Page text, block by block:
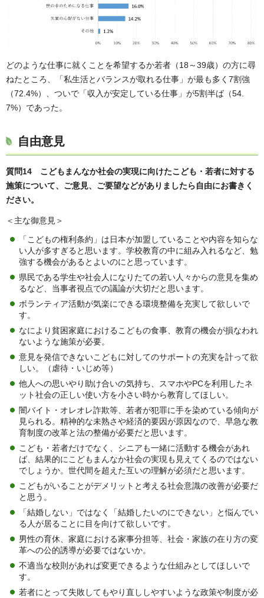
どのような仕事に就くことを希望するか若者（18～39歳）の方に尋
ねたところ、「私生活とバランスが取れる仕事」が最も多く7割強
（72.4%）、ついで「収入が安定している仕事」が5割半ば（54.
7%）であった。
自由意見
質問14 こどもまんなか社会の実現に向けたこども・若者に対する
施策について、ご意見、ご要望などがありましたら自由にお書きく
ださい。
＜主な御意見＞
「こどもの権利条約」は日本が加盟していることや内容を知らな
い人が多すぎると思います。学校教育の中に組み入れるなど、勉
強する機会があるとよいのにと思っています。
県民である学生や社会人になりたての若い人々からの意見を集め
るなど、当事者視点での議論が大切だと思います。
ボランティア活動が気楽にできる環境整備を充実して欲しいで
す。
なにより貧困家庭におけるこどもの食事、教育の機会が損なわれ
ないような施策が必要。
意見を発信できないこどもに対してのサポートの充実を計って欲
しい。（虐待・いじめ等）
他人への思いやり助け合いの気持ち、スマホやPCを利用したネ
ット社会の正しい使い方を小さい時から教育してほしい。
闇バイト・オレオレ詐欺等、若者が犯罪に手を染めている傾向が
見られる。精神的な未熟さや経済的要因が原因なので、早急な教
育制度の改革と法の整備が必要だと思います。
こども・若者だけでなく、シニアも一緒に活動する機会があれ
ば、結果的にこどもまんなか社会の実現も見えてくるのではない
でしょうか。世代間を超えた互いの理解が必須だと思います。
こどもがいることがデメリットと考える社会意識の改善が必要だ
と思う。
「結婚しない」ではなく「結婚したいのにできない」と悩んでい
る人が居ることに目を向けて欲しいです。
男性の育休、家庭における家事分担等、社会・家族の在り方の変
革への公的誘導が必要ではないか。
不適当な校則があれば変更できるような仕組みとしてほしいで
す。
若者にとって失敗してもやり直ししやすいような政策や制度が必